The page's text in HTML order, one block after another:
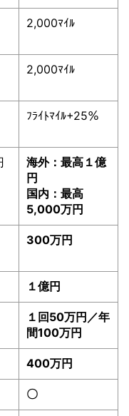
2,000ﾏｲﾙ
2,000ﾏｲﾙ
ﾌﾗｲﾄﾏｲﾙ+25％
海外：最高１億
円
国内：最高
5,000万円
300万円
１億円
１回50万円／年
間100万円
400万円
〇